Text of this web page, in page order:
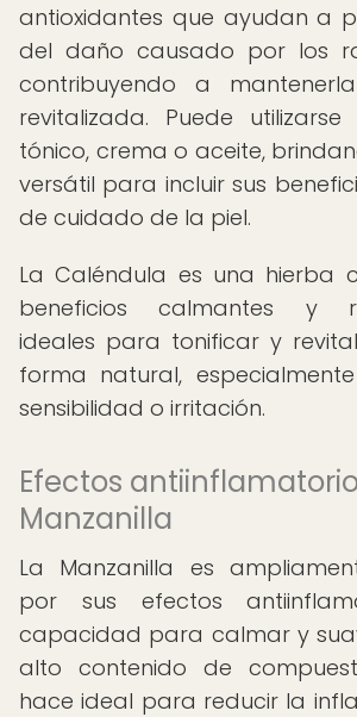
antioxidantes que ayudan a
del daño causado por los
contribuyendo a
revitalizada. Puede
tónico, crema o aceite,
versátil para incluir sus
de cuidado de la piel.
La Caléndula es una hierba
beneficios calmantes y
ideales para tonificar y
forma natural,
sensibilidad o irritación.
Efectos
Manzanilla
La Manzanilla es
por sus efectos
capacidad para calmar y
alto contenido de
hace ideal para reducir la